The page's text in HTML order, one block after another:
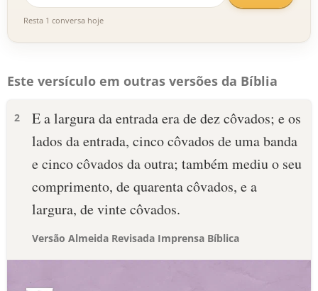
Resta 1 conversa hoje
Este versículo em outras versões da Bíblia
2
E a largura da entrada era de dez côvados; e os
lados da entrada, cinco côvados de uma banda
e cinco côvados da outra; também mediu o seu
comprimento, de quarenta côvados, e a
largura, de vinte côvados.
Versão Almeida Revisada Imprensa Bíblica